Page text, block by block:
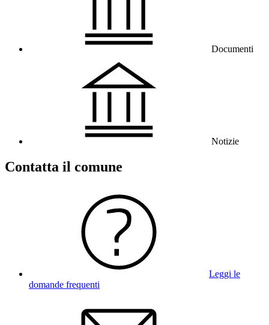
Documenti
Notizie
Contatta il comune
Leggi le
domande frequenti